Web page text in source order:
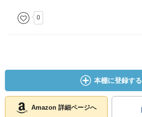
0
本棚に登録する
Amazon 詳細ページへ